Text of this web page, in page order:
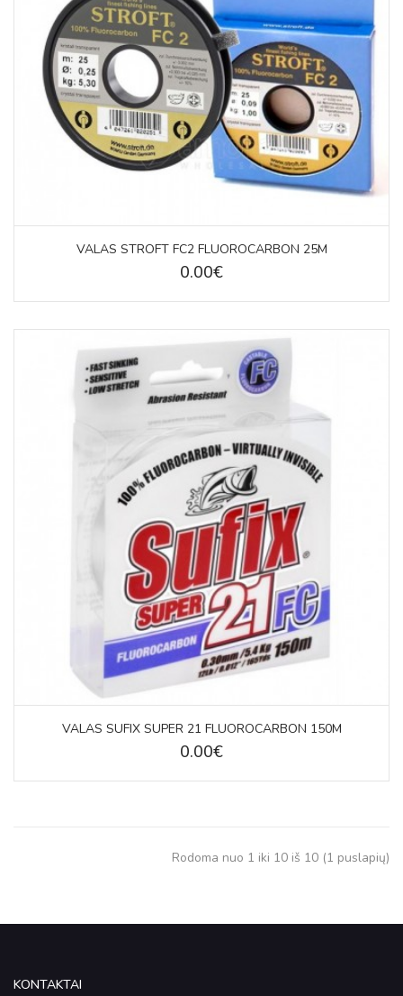
VALAS STROFT FC2 FLUOROCARBON 25M
0.00€
VALAS SUFIX SUPER 21 FLUOROCARBON 150M
0.00€
Rodoma nuo 1 iki 10 iš 10 (1 puslapių)
KONTAKTAI